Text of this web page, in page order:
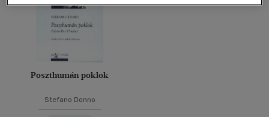
Alkalmaz
Poszthumán poklok
Stefano Donno